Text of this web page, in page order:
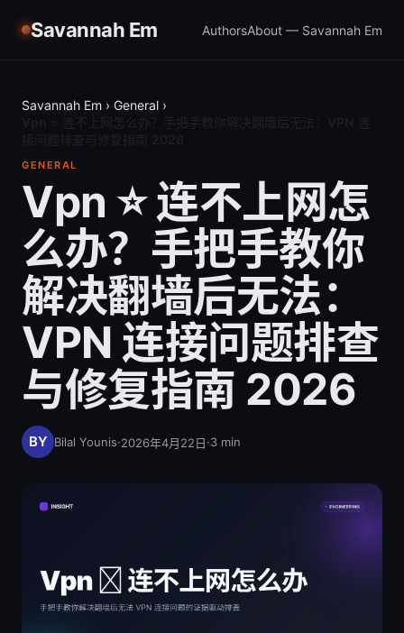
Savannah Em AuthorsAbout — Savannah Em
Savannah Em › General ›
GENERAL
Vpn ⭐ 连不上网怎
么办？手把手教你
解决翻墙后无法：
VPN 连接问题排查
与修复指南 2026
Bilal Younis·2026年4月22日·3 min